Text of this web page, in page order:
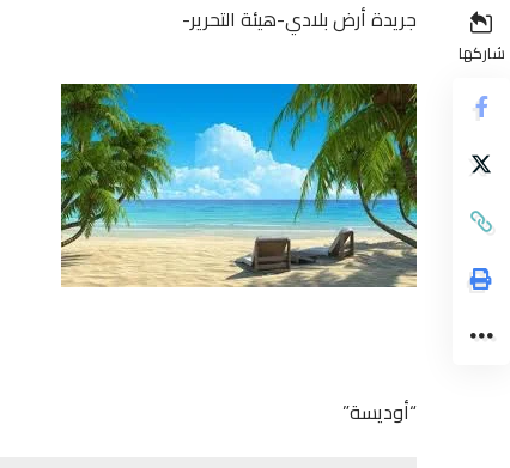
شاركها
جريدة أرض بلادي-هيئة التحرير-
“أوديسة”